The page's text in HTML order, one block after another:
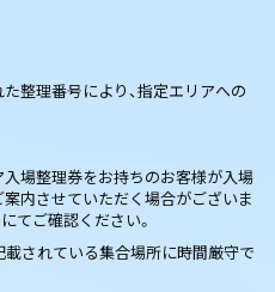
整理番号により、指定エリアへの
場整理券をお持ちのお客様が入場
内させていただく場合がございま
てご確認ください。
載されている集合場所に時間厳守で